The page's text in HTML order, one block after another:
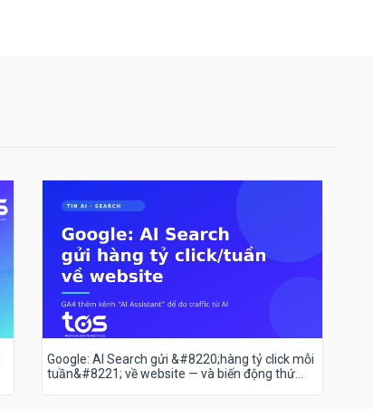
Google: AI Search gửi &#8220;hàng tỷ click mỗi
tuần&#8221; về website — và biến động thứ